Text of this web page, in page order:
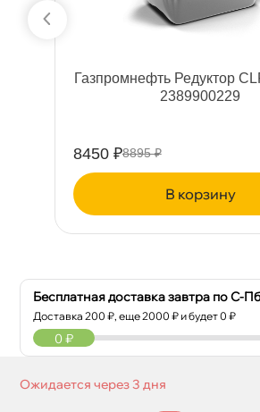
Газпромнефть Редуктор
2389900229
8450 ₽8895 ₽
корзину
Бесплатная доставка завтра по С-
Доставка200 ₽, еще2000 ₽ и будет 0 ₽
0 ₽
Ожидается через 3 дня